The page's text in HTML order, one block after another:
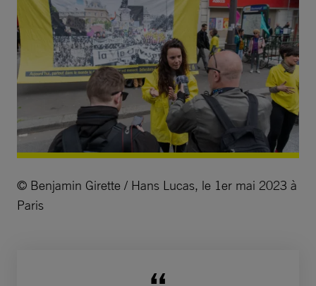
© Benjamin Girette / Hans Lucas, le 1er mai 2023 à
Paris